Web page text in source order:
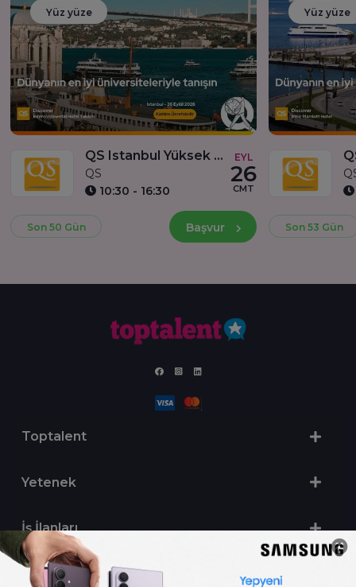
Yüz yüze
QS Istanbul Yüksek Lisans Fuarı ve Birebir Görüşmeler
QS
10:30 - 16:30
EYL
26
CMT
Son 50 Gün Başvur
Yüz yüze
Son 53 Gün
Toptalent
Yetenek
İş İlanları
Sertifika Programları